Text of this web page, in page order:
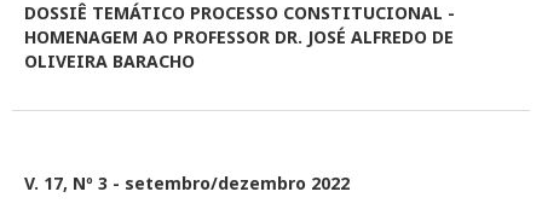
DOSSIÊ TEMÁTICO PROCESSO CONSTITUCIONAL -
HOMENAGEM AO PROFESSOR DR. JOSÉ ALFREDO DE
OLIVEIRA BARACHO
V. 17, Nº 3 - setembro/dezembro 2022